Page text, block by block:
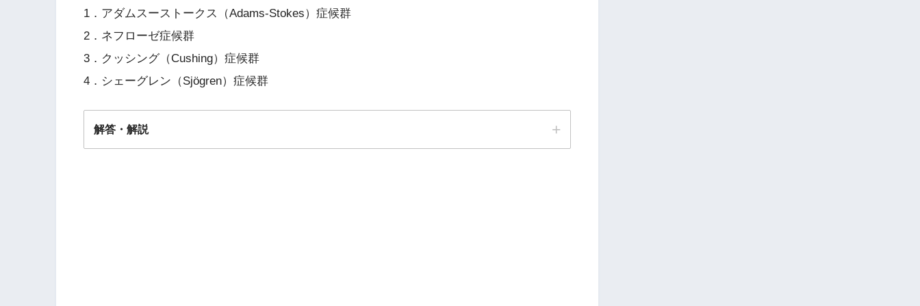
1．アダムスーストークス（Adams-Stokes）症候群
2．ネフローゼ症候群
3．クッシング（Cushing）症候群
4．シェーグレン（Sjögren）症候群
解答・解説